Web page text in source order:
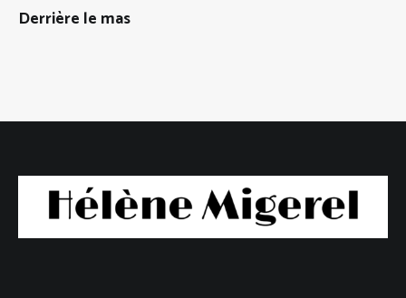
Derrière le mas